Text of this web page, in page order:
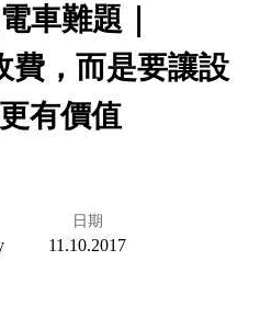
車難題｜
費，而是要讓設
有價值
日期
11.10.2017